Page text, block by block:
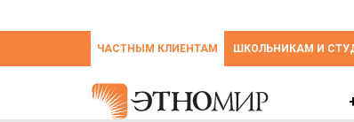
ЧАСТНЫМ КЛИЕНТАМ ШКОЛЬНИКАМ И